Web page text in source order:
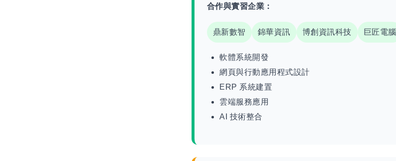
合作與實習企業：
鼎新數智 錦華資訊 博創資訊科技 巨匠電腦
軟體系統開發
網頁與行動應用程式設計
ERP 系統建置
雲端服務應用
AI 技術整合